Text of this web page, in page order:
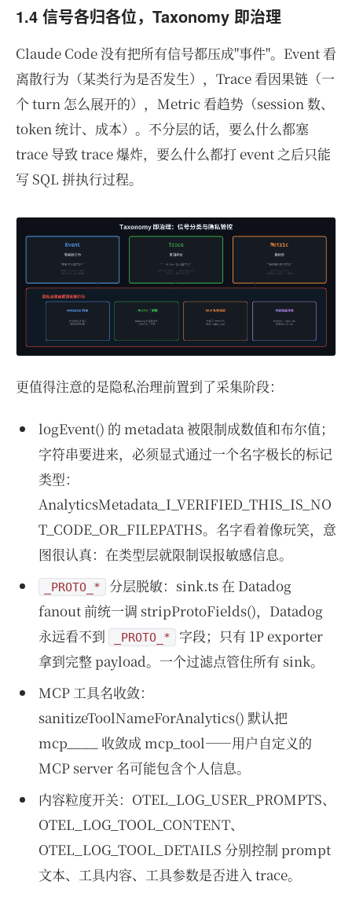
1.4 信号各归各位，Taxonomy 即治理
Claude Code 没有把所有信号都压成"事件"。Event 看
离散行为（某类行为是否发生），Trace 看因果链（一
个 turn 怎么展开的），Metric 看趋势（session 数、
token 统计、成本）。不分层的话，要么什么都塞
trace 导致 trace 爆炸，要么什么都打 event 之后只能
写 SQL 拼执行过程。
更值得注意的是隐私治理前置到了采集阶段：
logEvent() 的 metadata 被限制成数值和布尔值；
字符串要进来，必须显式通过一个名字极长的标记
类型：
AnalyticsMetadata_I_VERIFIED_THIS_IS_NO
T_CODE_OR_FILEPATHS。名字看着像玩笑，意
图很认真：在类型层就限制误报敏感信息。
_PROTO_* 分层脱敏：sink.ts 在 Datadog
fanout 前统一调 stripProtoFields()，Datadog
永远看不到
_PROTO_* 字段；只有 1P exporter
拿到完整 payload。一个过滤点管住所有 sink。
MCP 工具名收敛：
sanitizeToolNameForAnalytics() 默认把
mcp__
收敛成 mcp_tool——用户自定义的
MCP server 名可能包含个人信息。
内容粒度开关：OTEL_LOG_USER_PROMPTS、
OTEL_LOG_TOOL_CONTENT、
OTEL_LOG_TOOL_DETAILS 分别控制 prompt
文本、工具内容、工具参数是否进入 trace。